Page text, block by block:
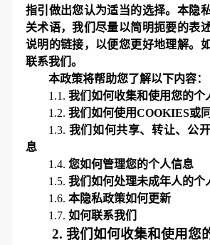
指引做出您认为适当的选择。本隐
关术语，我们尽量以简明扼要的表
说明的链接，以便您更好地理解。
联系我们。
本政策将帮助您了解以下内容：
1.1. 我们如何收集和使用您的个
1.2. 我们如何使用COOKIES或
1.3. 我们如何共享、转让、公
息
1.4. 您如何管理您的个人信息
1.5. 我们如何处理未成年人的个
1.6. 本隐私政策如何更新
1.7. 如何联系我们
2.我们如何收集和使用您